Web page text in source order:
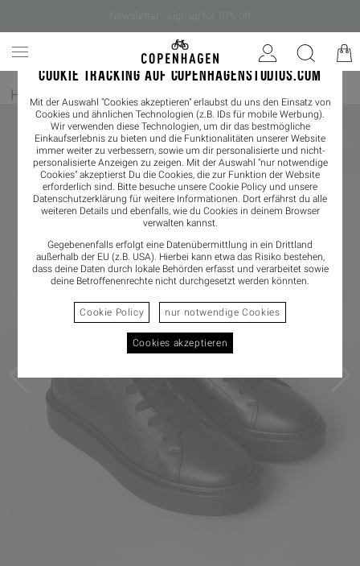
COOKIE TRACKING AUF COPENHAGENSTUDIOS.COM
Mit der Auswahl "Cookies akzeptieren" erlaubst du uns den Einsatz von
Cookies und ähnlichen Technologien (z.B. IDs für mobile Werbung).
Wir verwenden diese Technologien, um dir das bestmögliche
Einkaufserlebnis zu bieten und die Funktionalitäten unserer Website
immer weiter zu verbessern, sowie um dir personalisierte und nicht-
personalisierte Anzeigen zu zeigen. Mit der Auswahl "nur notwendige
Cookies" akzeptierst Du die Cookies, die zur Funktion der Website
erforderlich sind. Bitte besuche unsere Cookie Policy und unsere
Datenschutzerklärung für weitere Informationen. Dort erfährst du alle
weiteren Details und ebenfalls, wie du Cookies in deinem Browser
verwalten kannst.
Gegebenenfalls erfolgt eine Datenübermittlung in ein Drittland
außerhalb der EU (z.B. USA). Hierbei kann etwa das Risiko bestehen,
dass deine Daten durch lokale Behörden erfasst und verarbeitet sowie
deine Betroffenenrechte nicht durchgesetzt werden könnten.
Cookie Policy nur notwendige Cookies
Cookies akzeptieren
Home / Damen/ Boots